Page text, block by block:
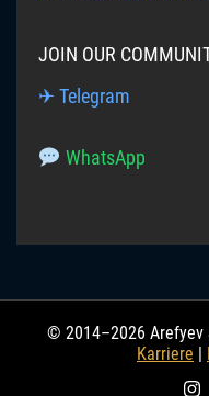
JOIN OUR
✈ Telegram
WhatsApp
© 2014–2026 Arefyev
Karriere |